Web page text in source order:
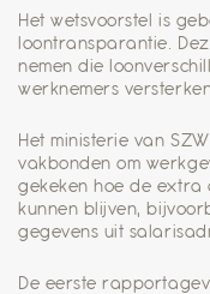
Het wetsvoorstel is
loontransparantie.
nemen die
werknemers
Het ministerie van
vakbonden om
gekeken hoe de extra
kunnen blijven,
gegevens uit
De eerste